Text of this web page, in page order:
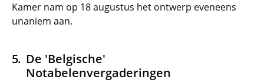
Kamer nam op 18 augustus het ontwerp eveneens
unaniem aan.
De 'Belgische'
Notabelenvergaderingen